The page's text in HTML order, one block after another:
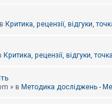
Критика, рецензії, відгуки,
Критика, рецензії, відгуки,
» в Методика досліджень -